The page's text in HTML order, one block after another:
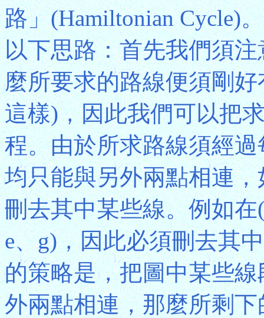
路」(Hamiltonian Cycle)
以下思路：首先我們須
麼所要求的路線便須剛
這樣)，因此我們可以把
程。由於所求路線須經
均只能與另外兩點相連
刪去其中某些線。例如
e、g)，因此必須刪去其
的策略是，把圖中某些
外兩點相連，那麼所剩